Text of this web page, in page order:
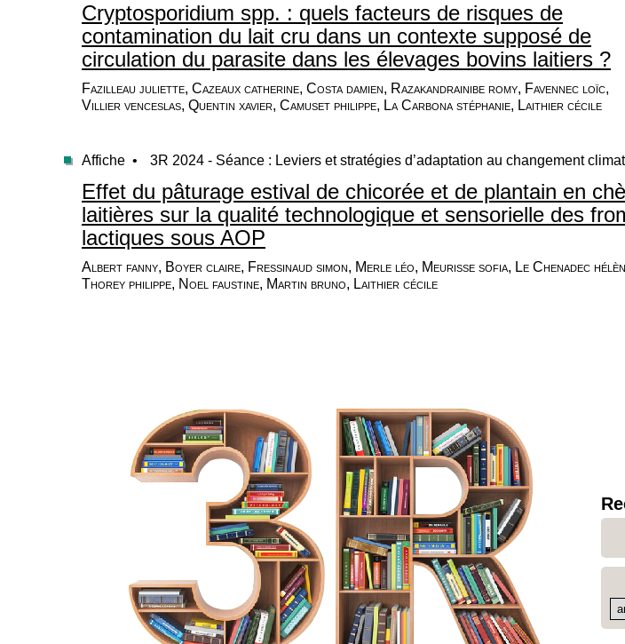
Cryptosporidium spp. : quels facteurs de risques de
contamination du lait cru dans un contexte supposé de
circulation du parasite dans les élevages bovins laitiers ?
Fazilleau juliette, Cazeaux catherine, Costa damien, Razakandrainibe romy, Favennec loïc,
Villier venceslas, Quentin xavier, Camuset philippe, La Carbona stéphanie, Laithier cécile
Affiche • 3R 2024 - Séance : Leviers et stratégies d’adaptation au changement
Effet du pâturage estival de chicorée et de plantain en
laitières sur la qualité technologique et sensorielle des
lactiques sous AOP
Albert fanny, Boyer claire, Fressinaud simon, Merle léo, Meurisse sofia, Le Chenadec
Thorey philippe, Noel faustine, Martin bruno, Laithier cécile